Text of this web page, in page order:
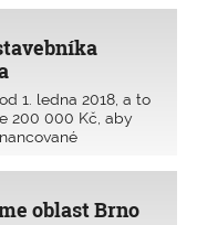
1. ledna 2018, a to
200 000 Kč, aby
TDS může TDS
oblast Brno